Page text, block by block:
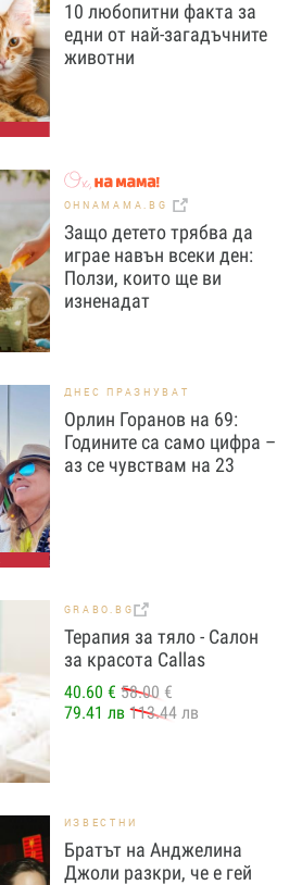
10 любопитни факта за
едни от най-загадъчните
животни
OHNAMAMA.BG
Защо детето трябва да
играе навън всеки ден:
Ползи, които ще ви
изненадат
ДНЕС ПРАЗНУВАТ
Орлин Горанов на 69:
Годините са само цифра –
аз се чувствам на 23
GRABO.BG
Терапия за тяло - Салон
за красота Callas
40.60 € 58.00 €
79.41 лв 113.44 лв
ИЗВЕСТНИ
Братът на Анджелина
Джоли разкри, че е гей